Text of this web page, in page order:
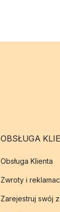
OBSŁUGA
Obsługa Klienta
Zwroty i
Zarejestruj swój